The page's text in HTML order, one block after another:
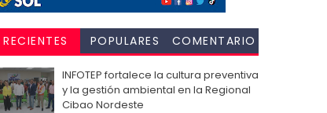
RECIENTES POPULARES
COMENTARIO
INFOTEP fortalece la cultura preventiva
y la gestión ambiental en la Regional
Cibao Nordeste